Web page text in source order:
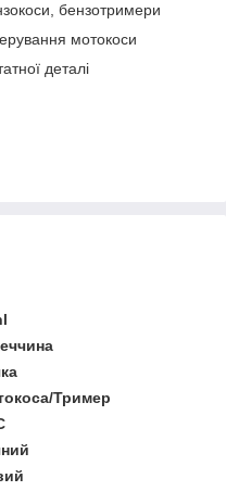
бензотримери
мотокоси
деталі
Тример